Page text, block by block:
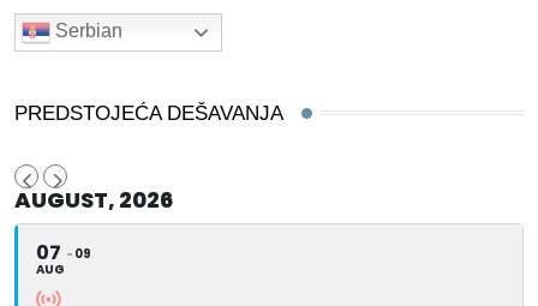
Serbian
PREDSTOJEĆA DEŠAVANJA
AUGUST, 2026
07
AUG
09